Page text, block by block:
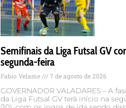
Semifinais da Liga Futsal GV
segunda-feira
Fabio Velame 7 de agosto de 2026
GOVERNADOR VALADARES – A
da Liga Futsal GV terá início na